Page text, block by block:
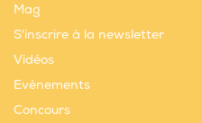
Mag
S'inscrire à la newsletter
Vidéos
Evènements
Concours